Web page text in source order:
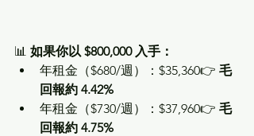
📊 如果你以 $800,000 入手：
年租金（$680/週）：$35,360👉 毛
回報約 4.42%
年租金（$730/週）：$37,960👉 毛
回報約 4.75%